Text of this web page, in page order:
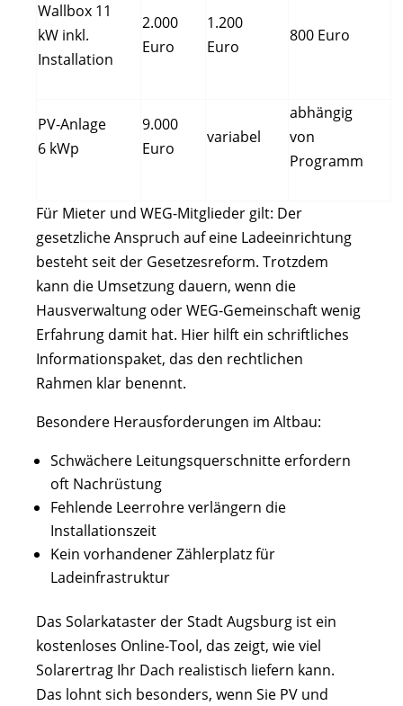
Wallbox 11
kW inkl.
Installation
2.000
Euro
1.200
Euro
800 Euro
PV-Anlage
6 kWp
9.000
Euro
variabel
abhängig
von
Programm
Für Mieter und WEG-Mitglieder gilt: Der
gesetzliche Anspruch auf eine Ladeeinrichtung
besteht seit der Gesetzesreform. Trotzdem
kann die Umsetzung dauern, wenn die
Hausverwaltung oder WEG-Gemeinschaft wenig
Erfahrung damit hat. Hier hilft ein schriftliches
Informationspaket, das den rechtlichen
Rahmen klar benennt.
Besondere Herausforderungen im Altbau:
Schwächere Leitungsquerschnitte erfordern
oft Nachrüstung
Fehlende Leerrohre verlängern die
Installationszeit
Kein vorhandener Zählerplatz für
Ladeinfrastruktur
Das Solarkataster der Stadt Augsburg ist ein
kostenloses Online-Tool, das zeigt, wie viel
Solarertrag Ihr Dach realistisch liefern kann.
Das lohnt sich besonders, wenn Sie PV und